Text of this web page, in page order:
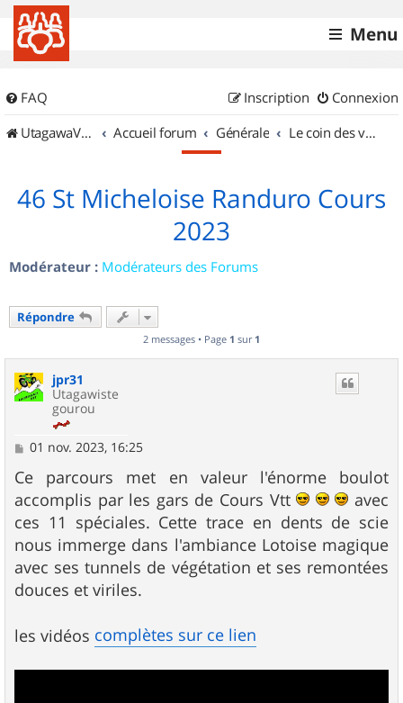
Menu
FAQ Connexion
Inscription
UtagawaVTT (Randos VTT et VTTAE avec traces GPS)
Accueil forum Générale Le coin des vidéastes
46 St Micheloise Randuro Cours
2023
Modérateur : Modérateurs des Forums
Répondre
2 messages • Page 1 sur 1
jpr31
Utagawiste
gourou
M
s
s
a
g
e
01 nov. 2023, 16:25
Ce parcours met en valeur l'énorme boulot
accomplis par les gars de Cours Vtt
avec
ces 11 spéciales. Cette trace en dents de scie
nous immerge dans l'ambiance Lotoise magique
avec ses tunnels de végétation et ses remontées
douces et viriles.
les vidéos complètes sur ce lien